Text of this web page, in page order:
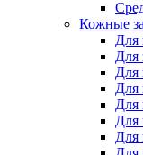
Кожные
Для
Для
Для
Для
Для
Для
Для